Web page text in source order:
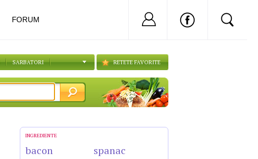
SARBATORI RETETE FAVORITE
INGREDIENTE
bacon
spanac
FORUM Nu ai cont?